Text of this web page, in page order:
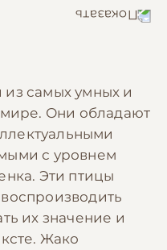
самых умных и
мире. Они обладают
с уровнем
Эти птицы
их значение и
Жако